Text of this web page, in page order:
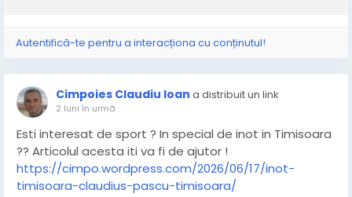
Autentifică-te pentru a interacționa cu conținutul!
Cimpoies Claudiu Ioan a distribuit un link
2 luni în urmă
Esti interesat de sport ? In special de inot in Timisoara
?? Articolul acesta iti va fi de ajutor !
https://cimpo.wordpress.com/2026/06/17/inot-
timisoara-claudius-pascu-timisoara/